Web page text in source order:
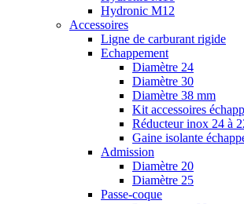
Hydronic M12
Accessoires
Ligne de carburant rigide
Echappement
Diamètre 24
Diamètre 30
Diamètre 38 mm
Kit accessoires
Réducteur inox 24 à
Gaine isolante
Admission
Diamètre 20
Diamètre 25
Passe-coque